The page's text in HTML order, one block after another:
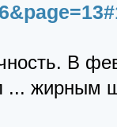
В
... жирным